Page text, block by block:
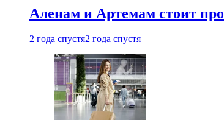
Аленам и Артемам стоит
2 года спустя2 года спустя